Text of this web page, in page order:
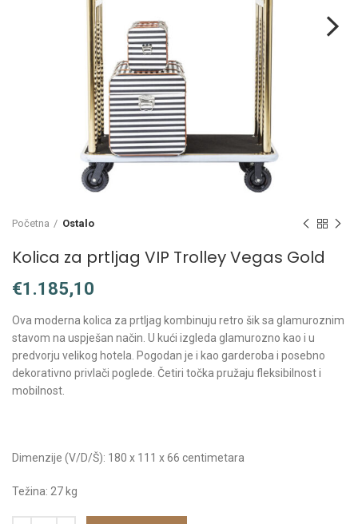
Početna Ostalo
Kolica za prtljag VIP Trolley Vegas Gold
€
Ova moderna kolica za prtljag kombinuju retro šik sa glamuroznim
stavom na uspješan način. U kući izgleda glamurozno kao i u
predvorju velikog hotela. Pogodan je i kao garderoba i posebno
dekorativno privlači poglede. Četiri točka pružaju fleksibilnost i
mobilnost.
Dimenzije (V/D/Š): 180 x 111 x 66 centimetara
Težina: 27 kg